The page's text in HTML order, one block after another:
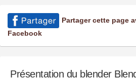
Partager cette page
Facebook
Présentation du blender